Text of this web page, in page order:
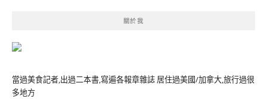
關於我
當過美食記者,出過二本書,寫遍各報章雜誌 居住過美國/加拿大,旅行過很
多地方